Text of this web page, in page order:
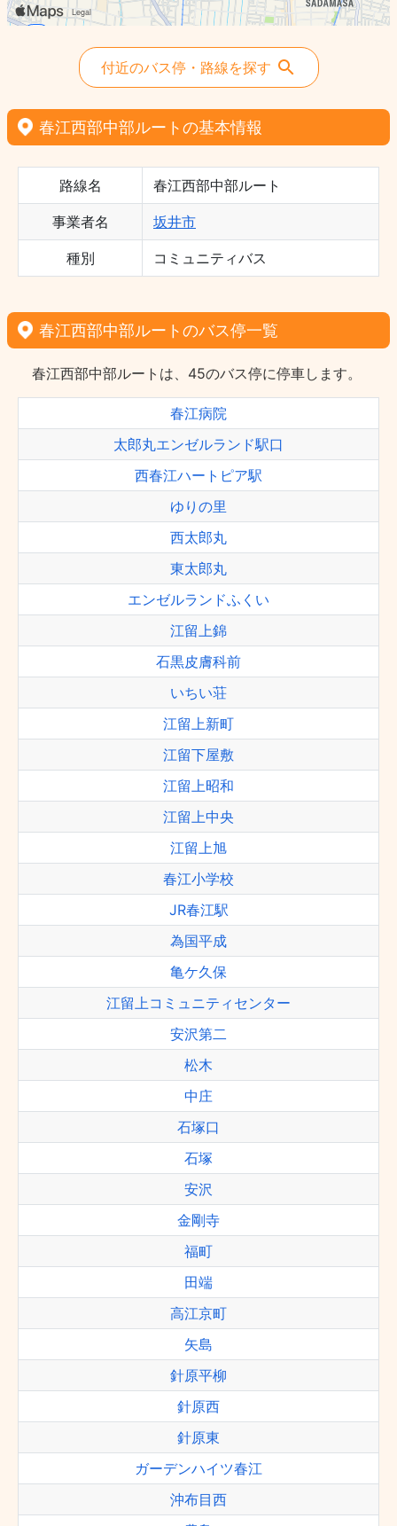
付近のバス停・路線を探す
春江西部中部ルートの基本情報
路線名 春江西部中部ルート
事業者名 坂井市
種別 コミュニティバス
春江西部中部ルートのバス停一覧
春江西部中部ルートは、45のバス停に停車します。
春江病院
太郎丸エンゼルランド駅口
西春江ハートピア駅
ゆりの里
西太郎丸
東太郎丸
エンゼルランドふくい
江留上錦
石黒皮膚科前
いちい荘
江留上新町
江留下屋敷
江留上昭和
江留上中央
江留上旭
春江小学校
JR春江駅
為国平成
亀ケ久保
江留上コミュニティセンター
安沢第二
松木
中庄
石塚口
石塚
安沢
金剛寺
福町
田端
高江京町
矢島
針原平柳
針原西
針原東
ガーデンハイツ春江
沖布目西